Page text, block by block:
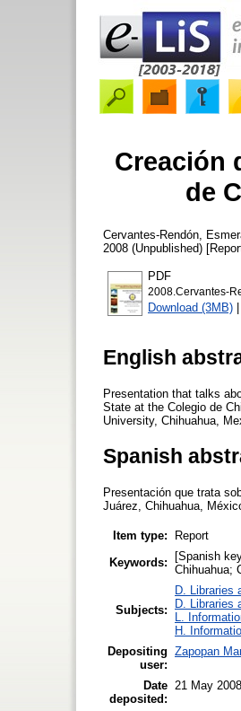
Creación
de
Cervantes-Rendón,
2008 (Unpublished)
PDF
2008.Cervantes-
Download (3MB) |
English
Presentation that talks
State at the Colegio de
University, Chihuahua,
Spanish
Presentación que trata
Juárez, Chihuahua,
Item type:
Report
Keywords:
[Spanish
Chihuahua;
Subjects:
D. Libraries
D. Libraries
L.
H.
Depositing
user:
Zapopan
Date
deposited:
21 May 2008